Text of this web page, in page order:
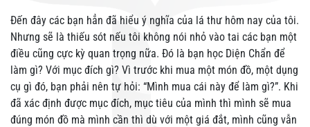
Đến đây các bạn hẳn đã hiểu ý nghĩa của lá thư hôm nay của tôi.
Nhưng sẽ là thiếu sót nếu tôi không nói nhỏ vào tai các bạn một
điều cũng cực kỳ quan trọng nữa. Đó là bạn học Diện Chẩn để
làm gì? Với mục đích gì? Vì trước khi mua một món đồ, một dụng
cụ gì đó, bạn phải nên tự hỏi: “Mình mua cái này để làm gì?”. Khi
đã xác định được mục đích, mục tiêu của mình thì mình sẽ mua
đúng món đồ mà mình cần thì dù với một giá đắt, mình cũng vẫn